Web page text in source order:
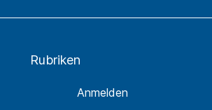
Rubriken
Anmelden